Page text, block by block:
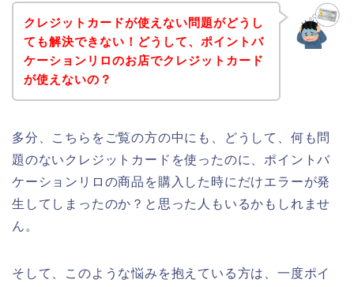
クレジットカードが使えない問題がどうし
ても解決できない！どうして、ポイントバ
ケーションリロのお店でクレジットカード
が使えないの？
多分、こちらをご覧の方の中にも、どうして、何も問
題のないクレジットカードを使ったのに、ポイントバ
ケーションリロの商品を購入した時にだけエラーが発
生してしまったのか？と思った人もいるかもしれませ
ん。
そして、このような悩みを抱えている方は、一度ポイ